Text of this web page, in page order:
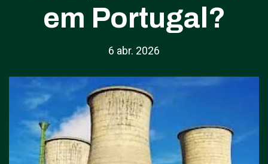
em Portugal?
6 abr. 2026